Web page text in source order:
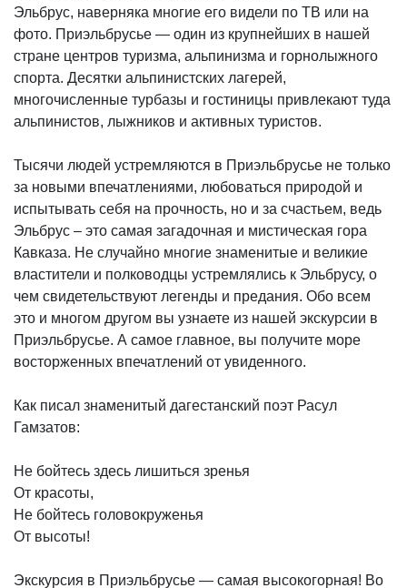
Эльбрус, наверняка многие его видели по ТВ или на
фото. Приэльбрусье — один из крупнейших в нашей
стране центров туризма, альпинизма и горнолыжного
спорта. Десятки альпинистских лагерей,
многочисленные турбазы и гостиницы привлекают туда
альпинистов, лыжников и активных туристов.
Тысячи людей устремляются в Приэльбрусье не только
за новыми впечатлениями, любоваться природой и
испытывать себя на прочность, но и за счастьем, ведь
Эльбрус – это самая загадочная и мистическая гора
Кавказа. Не случайно многие знаменитые и великие
властители и полководцы устремлялись к Эльбрусу, о
чем свидетельствуют легенды и предания. Обо всем
это и многом другом вы узнаете из нашей экскурсии в
Приэльбрусье. А самое главное, вы получите море
восторженных впечатлений от увиденного.
Как писал знаменитый дагестанский поэт Расул
Гамзатов:
Не бойтесь здесь лишиться зренья
От красоты,
Не бойтесь головокруженья
От высоты!
Экскурсия в Приэльбрусье — самая высокогорная! Во